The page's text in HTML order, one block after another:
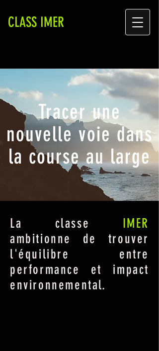
CLASS IMER
Tracer une
nouvelle voie dans
la course au large
La classe IMER
ambitionne de trouver
l'équilibre entre
performance et impact
environnemental.